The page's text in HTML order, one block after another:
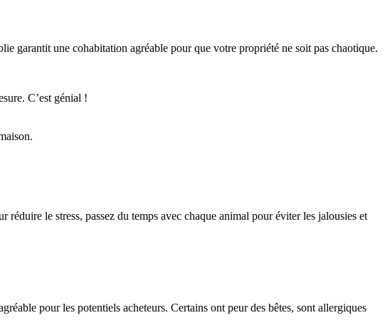
garantit une cohabitation agréable pour que votre propriété ne soit pas chaotique.
C’est génial !
le stress, passez du temps avec chaque animal pour éviter les jalousies et
pour les potentiels acheteurs. Certains ont peur des bêtes, sont allergiques